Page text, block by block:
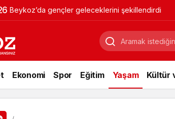
Beykoz’da gençler geleceklerini şekillendirdi
Ekonomi Spor Eğitim Yaşam Kültür